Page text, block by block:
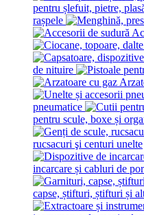
pentru șlefuit, pietre,
rașpele
de nituire
pneumatice
pentru scule, boxe și
rucsacuri şi centuri unelte
incarcare și сabluri de
capse, știfturi, știfturi și